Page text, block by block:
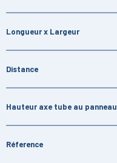
Longueur x Largeur
Distance
Hauteur axe tube au panneau
Réference